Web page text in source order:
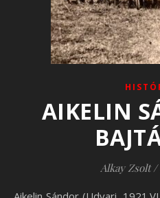
AIKELIN
Alkay Zsolt /